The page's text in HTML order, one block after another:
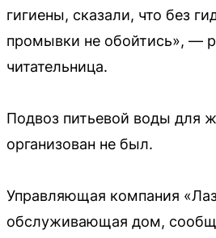
гигиены, сказали, что без
промывки не обойтись», —
читательница.
Подвоз питьевой воды для
организован не был.
Управляющая компания
обслуживающая дом,